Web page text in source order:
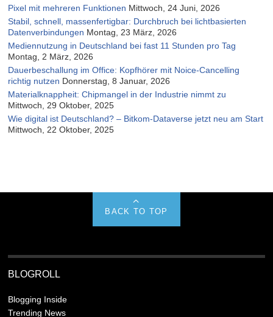
Pixel mit mehreren Funktionen Mittwoch, 24 Juni, 2026
Stabil, schnell, massenfertigbar: Durchbruch bei lichtbasierten
Datenverbindungen Montag, 23 März, 2026
Mediennutzung in Deutschland bei fast 11 Stunden pro Tag
Montag, 2 März, 2026
Dauerbeschallung im Office: Kopfhörer mit Noice-Cancelling
richtig nutzen Donnerstag, 8 Januar, 2026
Materialknappheit: Chipmangel in der Industrie nimmt zu
Mittwoch, 29 Oktober, 2025
Wie digital ist Deutschland? – Bitkom-Dataverse jetzt neu am Start
Mittwoch, 22 Oktober, 2025
BACK TO TOP
BLOGROLL
Blogging Inside
Trending News